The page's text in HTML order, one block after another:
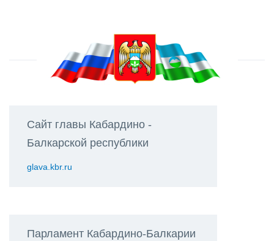
Сайт главы Кабардино -
Балкарской республики
glava.kbr.ru
Парламент Кабардино-Балкарии